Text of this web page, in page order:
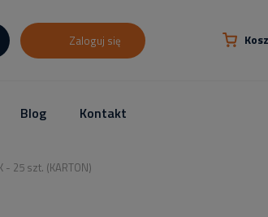
Zaloguj się
Blog Kontakt
- 25 szt. (KARTON)